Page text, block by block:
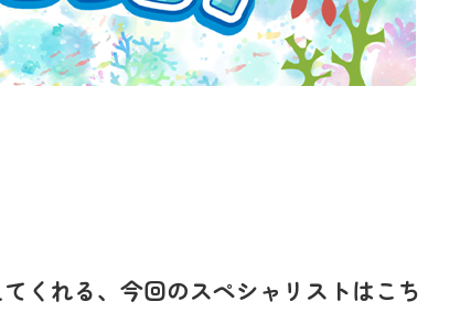
くれる、今回のスペシャリストはこち